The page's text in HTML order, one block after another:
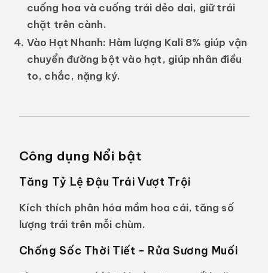
cuống hoa và cuống trái dẻo dai, giữ trái
chặt trên cành.
Vào Hạt Nhanh: Hàm lượng Kali 8% giúp vận
chuyển đường bột vào hạt, giúp nhân điều
to, chắc, nặng ký.
Công dụng Nổi bật
Tăng Tỷ Lệ Đậu Trái Vượt Trội
Kích thích phân hóa mầm hoa cái, tăng số
lượng trái trên mỗi chùm.
Chống Sốc Thời Tiết - Rửa Sương Muối